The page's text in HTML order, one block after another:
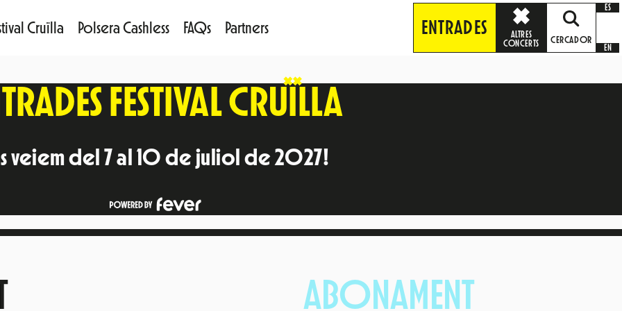
Cruïlla Polsera Cashless FAQs Partners ENTRADES
ALTRES
CONCERTS
CERCADOR
ES
EN
FESTIVAL CRUÏLLA
veiem del 7 al 10 de juliol de 2027!
ABONAMENT